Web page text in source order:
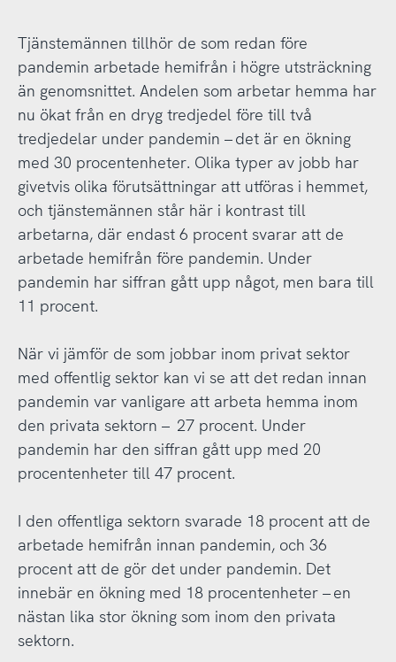
Tjänstemännen tillhör de som redan före
pandemin arbetade hemifrån i högre utsträckning
än genomsnittet. Andelen som arbetar hemma har
nu ökat från en dryg tredjedel före till två
tredjedelar under pandemin – det är en ökning
med 30 procentenheter. Olika typer av jobb har
givetvis olika förutsättningar att utföras i hemmet,
och tjänstemännen står här i kontrast till
arbetarna, där endast 6 procent svarar att de
arbetade hemifrån före pandemin. Under
pandemin har siffran gått upp något, men bara till
11 procent.
När vi jämför de som jobbar inom privat sektor
med offentlig sektor kan vi se att det redan innan
pandemin var vanligare att arbeta hemma inom
den privata sektorn – 27 procent. Under
pandemin har den siffran gått upp med 20
procentenheter till 47 procent.
I den offentliga sektorn svarade 18 procent att de
arbetade hemifrån innan pandemin, och 36
procent att de gör det under pandemin. Det
innebär en ökning med 18 procentenheter – en
nästan lika stor ökning som inom den privata
sektorn.